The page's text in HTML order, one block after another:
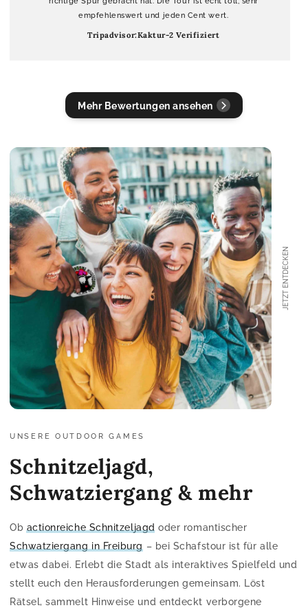
empfehlenswert und jeden Cent wert.
Tripadvisor:Kaktur-2 Verifiziert
Mehr Bewertungen ansehen
JETZT ENTDECKEN
UNSERE OUTDOOR GAMES
Schnitzeljagd,
Schwatziergang & mehr
Ob actionreiche Schnitzeljagd oder romantischer
Schwatziergang in Freiburg – bei Schafstour ist für alle
etwas dabei. Erlebt die Stadt als interaktives Spielfeld und
stellt euch den Herausforderungen gemeinsam. Löst
Rätsel, sammelt Hinweise und entdeckt verborgene